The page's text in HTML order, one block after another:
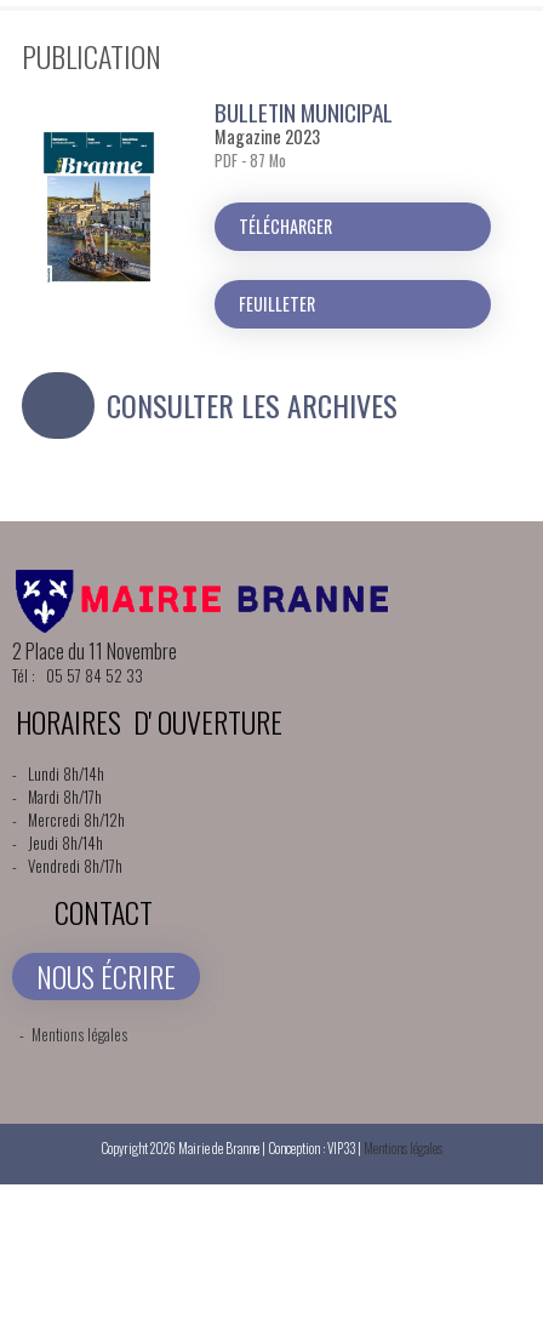
PUBLICATION
BULLETIN MUNICIPAL
Magazine 2023
PDF - 87 Mo
TÉLÉCHARGER
FEUILLETER
CONSULTER LES ARCHIVES
2 Place du 11 Novembre
Tél : 05 57 84 52 33
HORAIRES D' OUVERTURE
- Lundi 8h/14h
- Mardi 8h/17h
- Mercredi 8h/12h
- Jeudi 8h/14h
- Vendredi 8h/17h
CONTACT
NOUS ÉCRIRE
- Mentions légales
Copyright 2026 Mairie de Branne | Conception : VIP33 | Mentions légales